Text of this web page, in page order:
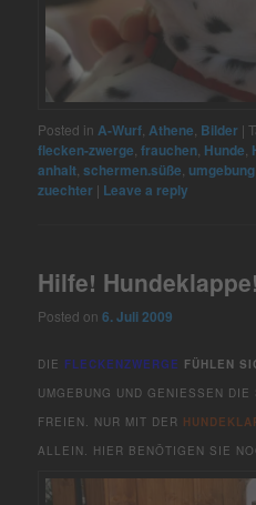
Posted in A-Wurf,Athene, Bilder |
flecken-zwerge,frauchen, Hunde,
anhalt,schermen.süße, umgebung
zuechter | Leave a reply
Hilfe! Hundeklappe!
Posted on6. Juli 2009
DIE FLECKENZWERGE FÜHLEN
UMGEBUNG UND GENIESSEN DIE
REIEN. NUR MIT DER
ALLEIN. HIER BENÖTIGEN SIE